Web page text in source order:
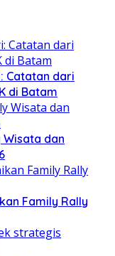
Catatan dari
di Batam
Wisata dan
Family Rally